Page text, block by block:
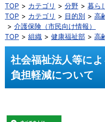
TOP
カテゴリ 分野 暮ら
TOP
カテゴリ 目的別
高
介護保険（市民向け情報）
TOP
組織 健康福祉部 高
社会福祉法人等に
負担軽減について